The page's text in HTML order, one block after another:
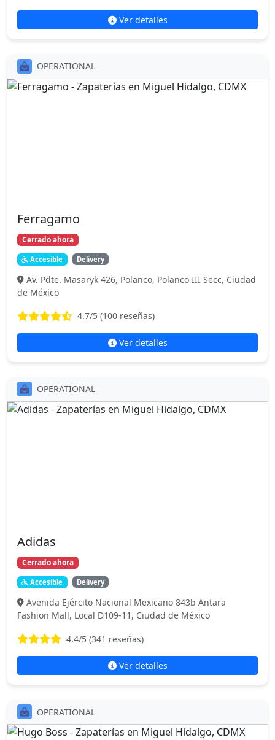
Ver detalles
OPERATIONAL
Ferragamo
Cerrado ahora
Accesible Delivery
Av. Pdte. Masaryk 426, Polanco, Polanco III Secc, Ciudad
de México
4.7/5 (100 reseñas)
Ver detalles
OPERATIONAL
Adidas
Cerrado ahora
Accesible Delivery
Avenida Ejército Nacional Mexicano 843b Antara
Fashion Mall, Local D109-11, Ciudad de México
4.4/5 (341 reseñas)
Ver detalles
OPERATIONAL